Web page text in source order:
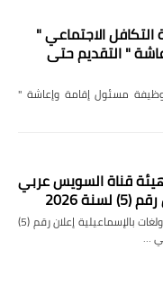
الاجتماعي "
" التقديم حتى
مسئول إقامة وإعاشة "
قناة السويس عربي
2026
وظائف خالية بمدرستي هيئة قناة السويس عربي ولغات بالإسماعيلية إعلان رقم (5)